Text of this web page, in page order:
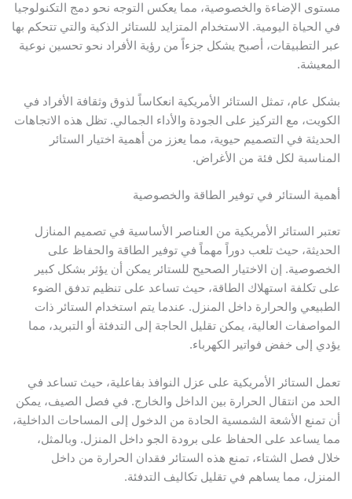
الإضاءة والخصوصية، مما يعكس التوجه نحو دمج التكنولوجيا
الحياة اليومية. الاستخدام المتزايد للستائر الذكية والتي تتحكم بها
التطبيقات، أصبح يشكل جزءاً من رؤية الأفراد نحو تحسين نوعية
عام، تمثل الستائر الأمريكية انعكاساً لذوق وثقافة الأفراد في
مع التركيز على الجودة والأداء الجمالي. تظل هذه الاتجاهات
في التصميم حيوية، مما يعزز من أهمية اختيار الستائر
لكل فئة من الأغراض.
الستائر في توفير الطاقة والخصوصية
الستائر الأمريكية من العناصر الأساسية في تصميم المنازل
حيث تلعب دوراً مهماً في توفير الطاقة والحفاظ على
إن الاختيار الصحيح للستائر يمكن أن يؤثر بشكل كبير
تكلفة استهلاك الطاقة، حيث تساعد على تنظيم تدفق الضوء
والحرارة داخل المنزل. عندما يتم استخدام الستائر ذات
العالية، يمكن تقليل الحاجة إلى التدفئة أو التبريد، مما
إلى خفض فواتير الكهرباء.
الستائر الأمريكية على عزل النوافذ بفاعلية، حيث تساعد في
من انتقال الحرارة بين الداخل والخارج. في فصل الصيف، يمكن
تمنع الأشعة الشمسية الحادة من الدخول إلى المساحات الداخلية،
يساعد على الحفاظ على برودة الجو داخل المنزل. وبالمثل،
فصل الشتاء، تمنع هذه الستائر فقدان الحرارة من داخل
مما يساهم في تقليل تكاليف التدفئة.